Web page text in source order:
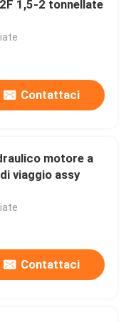
di
1,5-2 tonnellate
Contattaci
motore a
viaggio assy
Contattaci